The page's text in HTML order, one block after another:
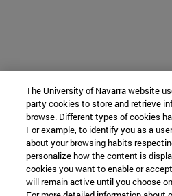
The University of Navarra website
party cookies to store and retrieve
browse. Different types of cookies
For example, to identify you as a
about your browsing habits
personalize how the content is
cookies you want to enable or
will remain active until you choose